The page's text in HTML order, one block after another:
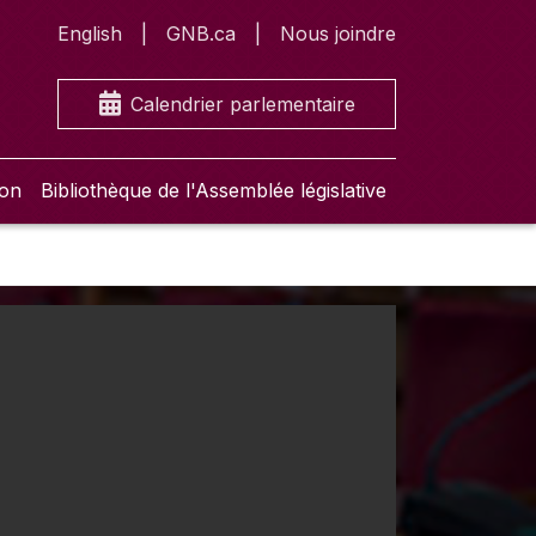
English GNB.ca Nous joindre
Calendrier parlementaire
Bibliothèque de l'Assemblée législative